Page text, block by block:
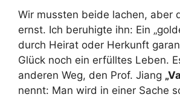
Wir mussten beide lachen, aber
ernst. Ich beruhigte ihn: Ein
durch Heirat oder Herkunft
Glück noch ein erfülltes Leben.
anderen Weg, den Prof. Jiang
nennt: Man wird in einer Sache